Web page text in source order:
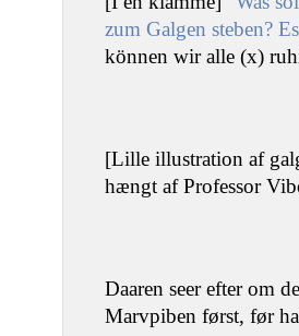
zum Galgen steben?
können wir alle (x)
[Lille illustration af
hængt af Professor
Daaren seer efter om
Marvpiben først, før